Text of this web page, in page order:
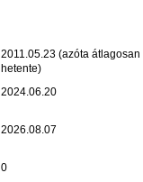
2011.05.23 (azóta
hetente)
2024.06.20
2026.08.07
0